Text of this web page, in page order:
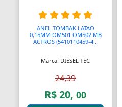
Bicicletários
Bicos Unidades Injetoras
Bicos de Pato
Bielas
ANEL TOMBAK LATAO
0,15MM OM501 OM502 MB
ACTROS (5410110459-4...
Marca: DIESEL TEC
24,39
R$ 20, 00